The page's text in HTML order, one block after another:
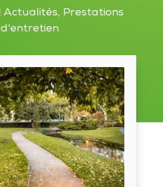
|Actualités, Prestations
d'entretien